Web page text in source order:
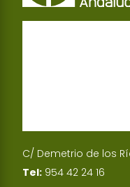
C/ Demetrio de los
Tel: 954 42 24 16